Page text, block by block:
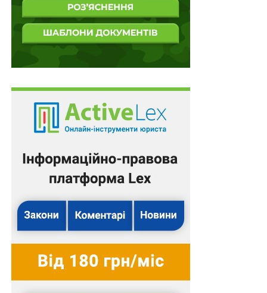
(авторизація через sms).
Злочинець підробляє документи жертви (тобто
вже на цьому етапі вчиняє злочин) і відвідує
магазин мобільного оператора. Наступний
злочин він вчиняє, видаючи себе за жертву з
підробленими документами та вимагаючи
дублікат SIM-карти. Слід підкреслити, що
злочинці дуже добре підготовлені, володіють
великою кількістю попередньо зібраної
рішень соціальної інженерії для вчинення
шахрайства.
входить у банківську систему та здійснює
переказ коштів.
Злочинці не обирають жертв випадково. Вони
вибирають їх дуже ретельно, зазвичай спостерігаючи
за ними, між іншим: у соціальних мережах, щоб